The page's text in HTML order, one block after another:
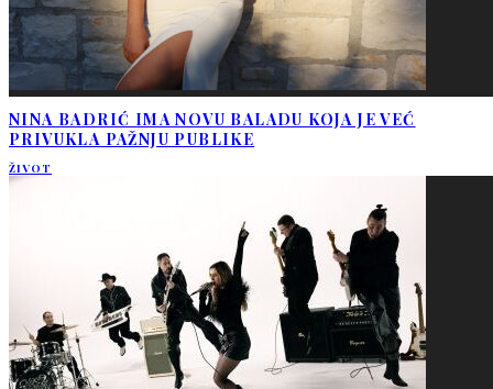
NINA BADRIĆ IMA NOVU BALADU KOJA JE VEĆ
PRIVUKLA PAŽNJU PUBLIKE
ŽIVOT